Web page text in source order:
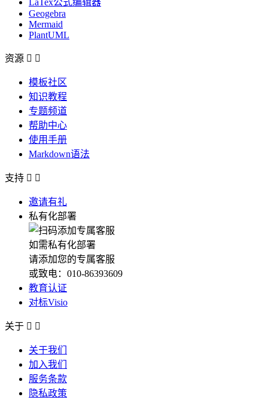
Geogebra
Mermaid
PlantUML
资源  
模板社区
知识教程
专题频道
帮助中心
使用手册
Markdown语法
支持  
邀请有礼
私有化部署
如需私有化部署
请添加您的专属客服
或致电：010-86393609
教育认证
对标Visio
关于  
关于我们
加入我们
服务条款
隐私政策